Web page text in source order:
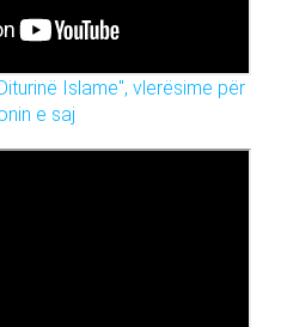
Islame", vlerësime për
e saj